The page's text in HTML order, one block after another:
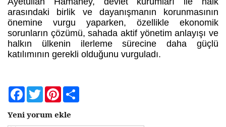
arasındaki birlik ve dayanışmanın korunmasının
önemine vurgu yaparken, özellikle ekonomik
sorunların çözümü, sahada aktif yönetim anlayışı ve
halkın ülkenin ilerleme sürecine daha güçlü
katılımının gerekli olduğunu vurguladı.
FacebookTwitterPinterest
Yeni yorum ekle